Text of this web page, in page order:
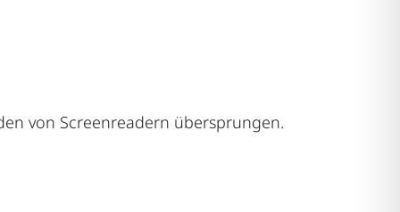
von Screenreadern übersprungen.